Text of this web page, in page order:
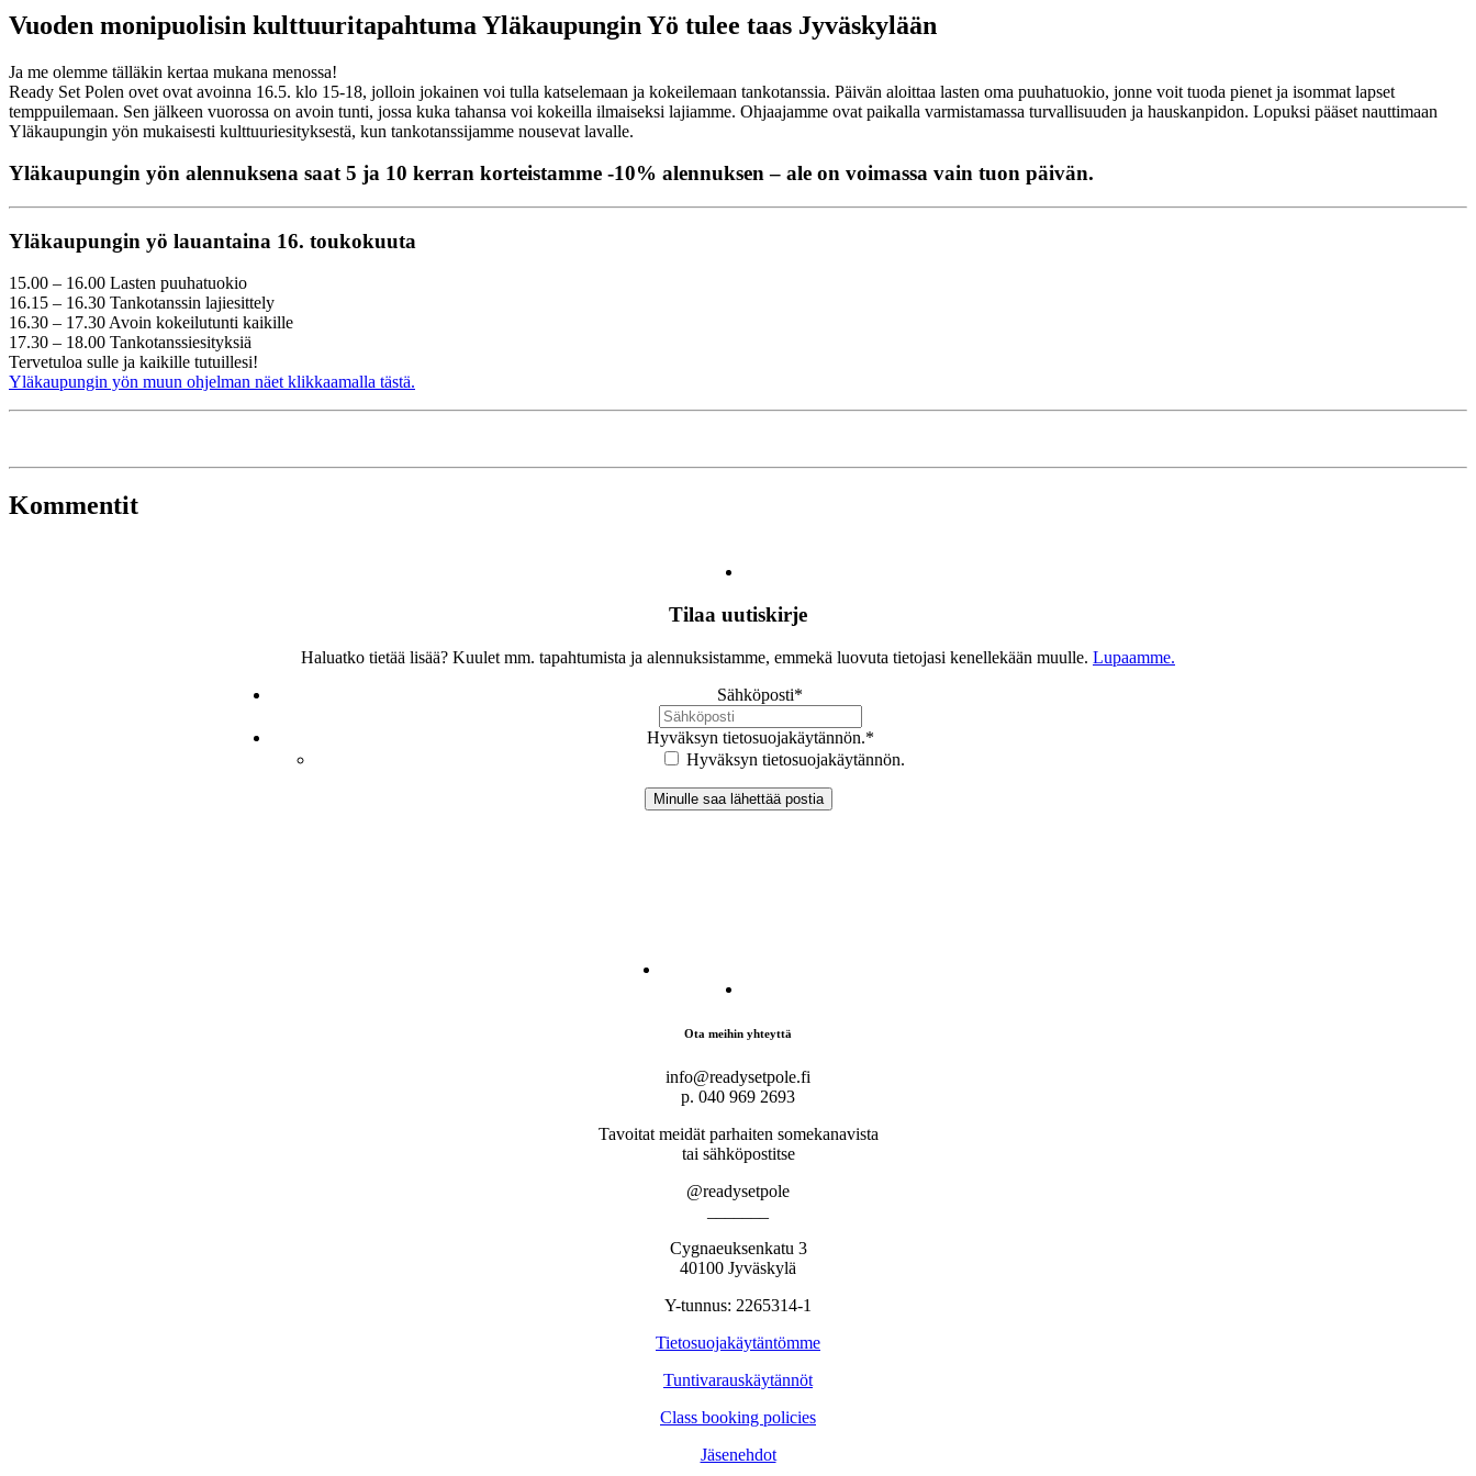
Vuoden monipuolisin kulttuuritapahtuma Yläkaupungin Yö tulee taas Jyväskylään
Ja me olemme tälläkin kertaa mukana menossa!
Ready Set Polen ovet ovat avoinna 16.5. klo 15-18, jolloin jokainen voi tulla katselemaan ja kokeilemaan tankotanssia. Päivän aloittaa lasten oma puuhatuokio, jonne voit tuoda pienet ja isommat lapset
temppuilemaan. Sen jälkeen vuorossa on avoin tunti, jossa kuka tahansa voi kokeilla ilmaiseksi lajiamme. Ohjaajamme ovat paikalla varmistamassa turvallisuuden ja hauskanpidon. Lopuksi pääset nauttimaan
Yläkaupungin yön mukaisesti kulttuuriesityksestä, kun tankotanssijamme nousevat lavalle.
Yläkaupungin yön alennuksena saat 5 ja 10 kerran korteistamme -10% alennuksen – ale on voimassa vain tuon päivän.
Yläkaupungin yö lauantaina 16. toukokuuta
15.00 – 16.00 Lasten puuhatuokio
16.15 – 16.30 Tankotanssin lajiesittely
16.30 – 17.30 Avoin kokeilutunti kaikille
17.30 – 18.00 Tankotanssiesityksiä
Tervetuloa sulle ja kaikille tutuillesi!
Yläkaupungin yön muun ohjelman näet klikkaamalla tästä.
Kommentit
Tilaa uutiskirje
Haluatko tietää lisää? Kuulet mm. tapahtumista ja alennuksistamme, emmekä luovuta tietojasi kenellekään muulle. Lupaamme.
Sähköposti*
Hyväksyn tietosuojakäytännön.*
Hyväksyn tietosuojakäytännön.
Ota meihin yhteyttä
info@readysetpole.fi
p. 040 969 2693
Tavoitat meidät parhaiten somekanavista
tai sähköpostitse
@readysetpole
Cygnaeuksenkatu 3
40100 Jyväskylä
Y-tunnus: 2265314-1
Tietosuojakäytäntömme
Tuntivarauskäytännöt
Class booking policies
Jäsenehdot